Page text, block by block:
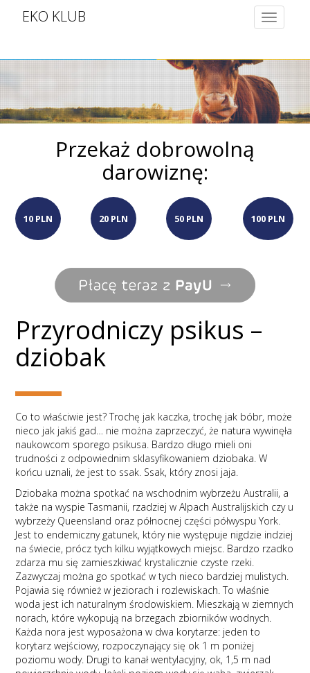
EKO KLUB
Toggle
Przekaż dobrowolną
darowiznę:
10 PLN 20 PLN 50 PLN 100 PLN
Przyrodniczy psikus –
dziobak
Co to właściwie jest? Trochę jak kaczka, trochę jak bóbr, może
nieco jak jakiś gad… nie można zaprzeczyć, że natura wywinęła
naukowcom sporego psikusa. Bardzo długo mieli oni
trudności z odpowiednim sklasyfikowaniem dziobaka. W
końcu uznali, że jest to ssak. Ssak, który znosi jaja.
Dziobaka można spotkać na wschodnim wybrzeżu Australii, a
także na wyspie Tasmanii, rzadziej w Alpach Australijskich czy u
wybrzeży Queensland oraz północnej części półwyspu York.
Jest to endemiczny gatunek, który nie występuje nigdzie indziej
na świecie, prócz tych kilku wyjątkowych miejsc. Bardzo rzadko
zdarza mu się zamieszkiwać krystalicznie czyste rzeki.
Zazwyczaj można go spotkać w tych nieco bardziej mulistych.
Pojawia się również w jeziorach i rozlewiskach. To właśnie
woda jest ich naturalnym środowiskiem. Mieszkają w ziemnych
norach, które wykopują na brzegach zbiorników wodnych.
Każda nora jest wyposażona w dwa korytarze: jeden to
korytarz wejściowy, rozpoczynający się ok 1 m poniżej
poziomu wody. Drugi to kanał wentylacyjny, ok, 1,5 m nad